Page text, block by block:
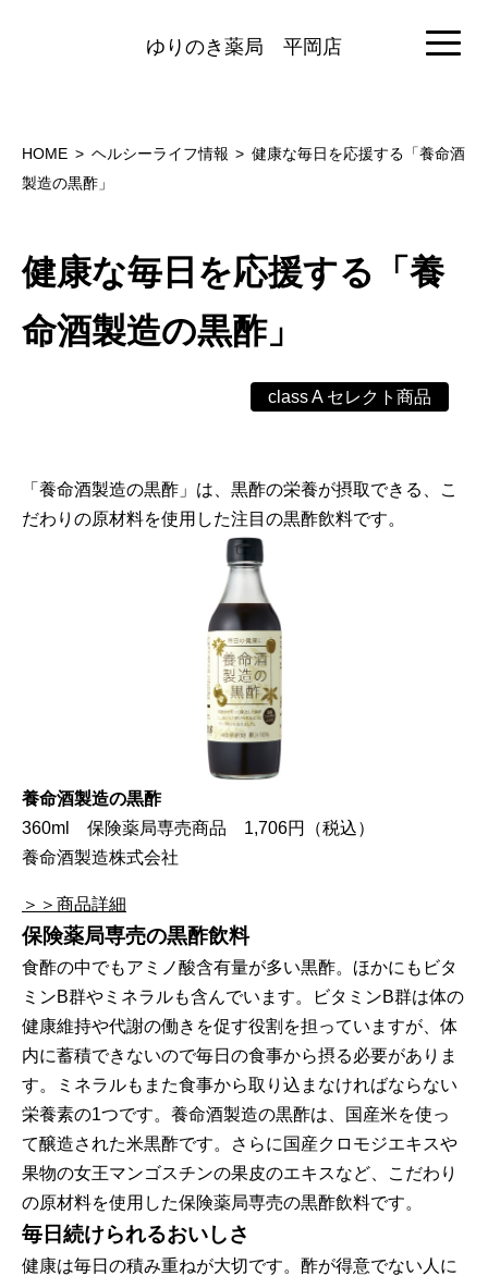
ゆりのき薬局 平岡店
HOME ヘルシーライフ情報
健康な毎日を応援する「養命酒
製造の黒酢」
健康な毎日を応援する「養
命酒製造の黒酢」
class A セレクト商品
「養命酒製造の黒酢」は、黒酢の栄養が摂取できる、こ
だわりの原材料を使用した注目の黒酢飲料です。
養命酒製造の黒酢
360ml 保険薬局専売商品 1,706円（税込）
養命酒製造株式会社
＞＞商品詳細
保険薬局専売の黒酢飲料
食酢の中でもアミノ酸含有量が多い黒酢。ほかにもビタ
ミンB群やミネラルも含んでいます。ビタミンB群は体の
健康維持や代謝の働きを促す役割を担っていますが、体
内に蓄積できないので毎日の食事から摂る必要がありま
す。ミネラルもまた食事から取り込まなければならない
栄養素の1つです。養命酒製造の黒酢は、国産米を使っ
て醸造された米黒酢です。さらに国産クロモジエキスや
果物の女王マンゴスチンの果皮のエキスなど、こだわり
の原材料を使用した保険薬局専売の黒酢飲料です。
毎日続けられるおいしさ
健康は毎日の積み重ねが大切です。酢が得意でない人に